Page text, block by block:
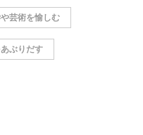
芸術を愉しむ
ぶりだす